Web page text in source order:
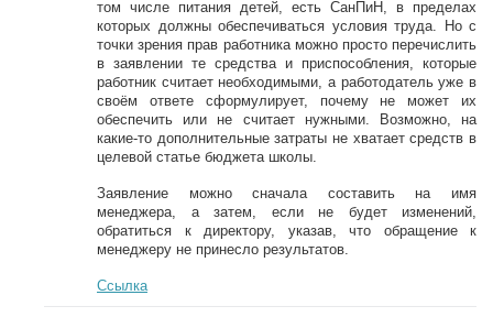
том числе питания детей, есть СанПиН, в пределах
которых должны обеспечиваться условия труда. Но с
точки зрения прав работника можно просто перечислить
в заявлении те средства и приспособления, которые
работник считает необходимыми, а работодатель уже в
своём ответе сформулирует, почему не может их
обеспечить или не считает нужными. Возможно, на
какие-то дополнительные затраты не хватает средств в
целевой статье бюджета школы.
Заявление можно сначала составить на имя
менеджера, а затем, если не будет изменений,
обратиться к директору, указав, что обращение к
менеджеру не принесло результатов.
Ссылка